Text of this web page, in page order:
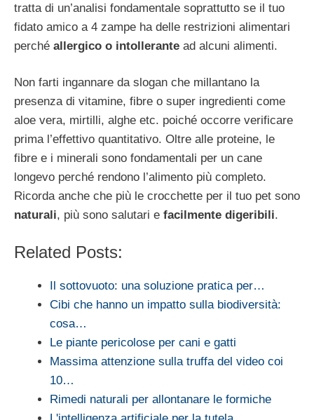
tratta di un’analisi fondamentale soprattutto se il tuo
fidato amico a 4 zampe ha delle restrizioni alimentari
perché allergico o intollerante ad alcuni alimenti.
Non farti ingannare da slogan che millantano la
presenza di vitamine, fibre o super ingredienti come
aloe vera, mirtilli, alghe etc. poiché occorre verificare
prima l’effettivo quantitativo. Oltre alle proteine, le
fibre e i minerali sono fondamentali per un cane
longevo perché rendono l’alimento più completo.
Ricorda anche che più le crocchette per il tuo pet sono
naturali, più sono salutari e facilmente digeribili.
Related Posts:
Il sottovuoto: una soluzione pratica per…
Cibi che hanno un impatto sulla biodiversità:
cosa…
Le piante pericolose per cani e gatti
Massima attenzione sulla truffa del video coi
10…
Rimedi naturali per allontanare le formiche